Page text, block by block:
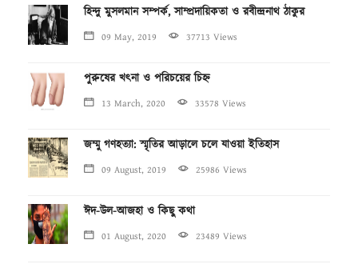
হিন্দু মুসলমান সম্পর্ক, সাম্প্রদায়িকতা ও রবীন্দ্রনাথ ঠাকুর
09 May, 2019 37713 Views
পুরুষের খৎনা ও পরিচয়ের চিহ্ন
13 March, 2020 33578 Views
জম্মু গণহত্যা: স্মৃতির আড়ালে চলে যাওয়া ইতিহাস
09 August, 2019 25986 Views
ঈদ-উল-আজহা ও কিছু কথা
01 August, 2020 23489 Views